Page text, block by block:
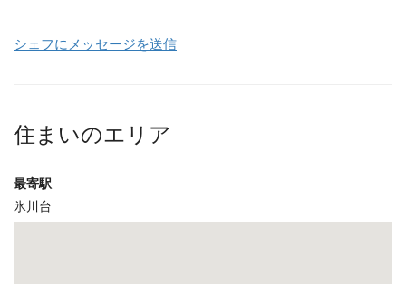
シェフにメッセージを送信
住まいのエリア
最寄駅
氷川台